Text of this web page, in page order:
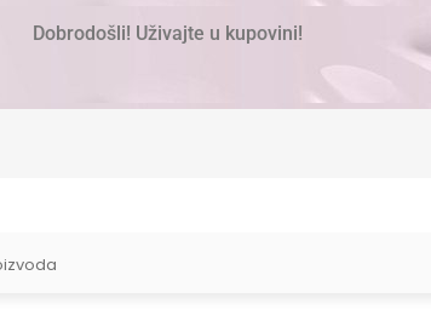
Dobrodošli! Uživajte u kupovini!